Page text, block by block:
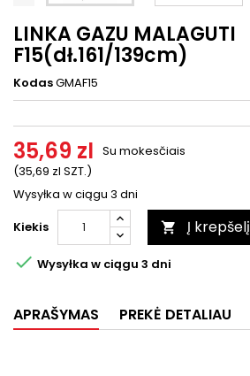
LINKA GAZU MALAGUTI
F15(dł.161/139cm)
KodasGMAF15
35,69 zl
(35,69 zl SZT.)
Su mokesčiais
Wysyłka w ciągu 3 dni
Kiekis
 Į krepšelį
 Wysyłka w ciągu 3 dni
APRAŠYMAS PREKĖ DETALIAU